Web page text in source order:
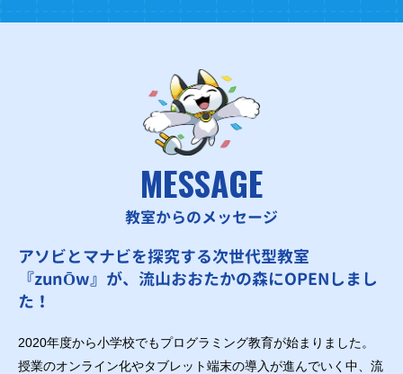
MESSAGE
教室からのメッセージ
アソビとマナビを探究する次世代型教室
『zunŌw』が、流山おおたかの森にOPENしまし
た！
2020年度から小学校でもプログラミング教育が始まりました。
授業のオンライン化やタブレット端末の導入が進んでいく中、流